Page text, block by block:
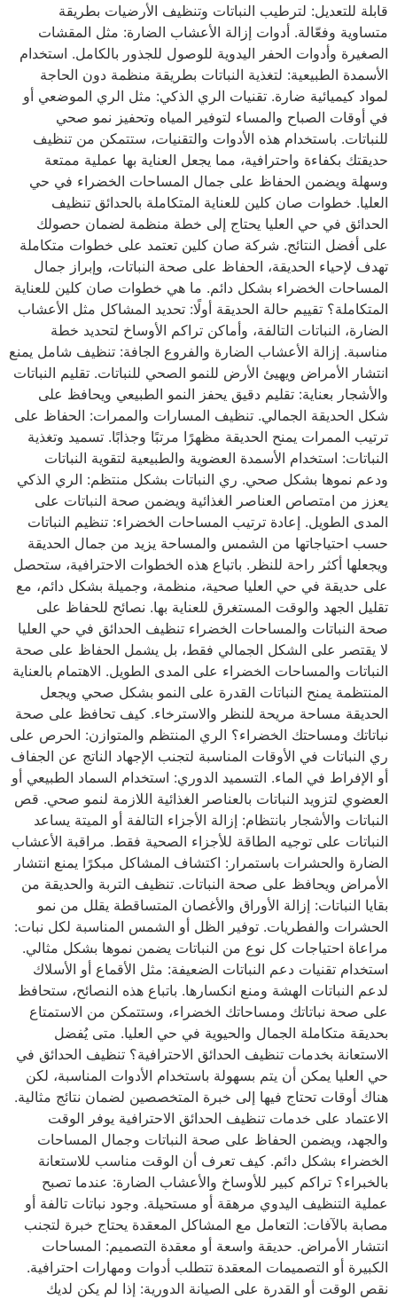
قابلة للتعديل: لترطيب النباتات وتنظيف الأرضيات بطريقة
متساوية وفعّالة. أدوات إزالة الأعشاب الضارة: مثل المقشات
الصغيرة وأدوات الحفر اليدوية للوصول للجذور بالكامل. استخدام
الأسمدة الطبيعية: لتغذية النباتات بطريقة منظمة دون الحاجة
لمواد كيميائية ضارة. تقنيات الري الذكي: مثل الري الموضعي أو
في أوقات الصباح والمساء لتوفير المياه وتحفيز نمو صحي
للنباتات. باستخدام هذه الأدوات والتقنيات، ستتمكن من تنظيف
حديقتك بكفاءة واحترافية، مما يجعل العناية بها عملية ممتعة
وسهلة ويضمن الحفاظ على جمال المساحات الخضراء في حي
العليا. خطوات صان كلين للعناية المتكاملة بالحدائق تنظيف
الحدائق في حي العليا يحتاج إلى خطة منظمة لضمان حصولك
على أفضل النتائج. شركة صان كلين تعتمد على خطوات متكاملة
تهدف لإحياء الحديقة، الحفاظ على صحة النباتات، وإبراز جمال
المساحات الخضراء بشكل دائم. ما هي خطوات صان كلين للعناية
المتكاملة؟ تقييم حالة الحديقة أولًا: تحديد المشاكل مثل الأعشاب
الضارة، النباتات التالفة، وأماكن تراكم الأوساخ لتحديد خطة
مناسبة. إزالة الأعشاب الضارة والفروع الجافة: تنظيف شامل يمنع
انتشار الأمراض ويهيئ الأرض للنمو الصحي للنباتات. تقليم النباتات
والأشجار بعناية: تقليم دقيق يحفز النمو الطبيعي ويحافظ على
شكل الحديقة الجمالي. تنظيف المسارات والممرات: الحفاظ على
ترتيب الممرات يمنح الحديقة مظهرًا مرتبًا وجذابًا. تسميد وتغذية
النباتات: استخدام الأسمدة العضوية والطبيعية لتقوية النباتات
ودعم نموها بشكل صحي. ري النباتات بشكل منتظم: الري الذكي
يعزز من امتصاص العناصر الغذائية ويضمن صحة النباتات على
المدى الطويل. إعادة ترتيب المساحات الخضراء: تنظيم النباتات
حسب احتياجاتها من الشمس والمساحة يزيد من جمال الحديقة
ويجعلها أكثر راحة للنظر. باتباع هذه الخطوات الاحترافية، ستحصل
على حديقة في حي العليا صحية، منظمة، وجميلة بشكل دائم، مع
تقليل الجهد والوقت المستغرق للعناية بها. نصائح للحفاظ على
صحة النباتات والمساحات الخضراء تنظيف الحدائق في حي العليا
لا يقتصر على الشكل الجمالي فقط، بل يشمل الحفاظ على صحة
النباتات والمساحات الخضراء على المدى الطويل. الاهتمام بالعناية
المنتظمة يمنح النباتات القدرة على النمو بشكل صحي ويجعل
الحديقة مساحة مريحة للنظر والاسترخاء. كيف تحافظ على صحة
نباتاتك ومساحتك الخضراء؟ الري المنتظم والمتوازن: الحرص على
ري النباتات في الأوقات المناسبة لتجنب الإجهاد الناتج عن الجفاف
أو الإفراط في الماء. التسميد الدوري: استخدام السماد الطبيعي أو
العضوي لتزويد النباتات بالعناصر الغذائية اللازمة لنمو صحي. قص
النباتات والأشجار بانتظام: إزالة الأجزاء التالفة أو الميتة يساعد
النباتات على توجيه الطاقة للأجزاء الصحية فقط. مراقبة الأعشاب
الضارة والحشرات باستمرار: اكتشاف المشاكل مبكرًا يمنع انتشار
الأمراض ويحافظ على صحة النباتات. تنظيف التربة والحديقة من
بقايا النباتات: إزالة الأوراق والأغصان المتساقطة يقلل من نمو
الحشرات والفطريات. توفير الظل أو الشمس المناسبة لكل نبات:
مراعاة احتياجات كل نوع من النباتات يضمن نموها بشكل مثالي.
استخدام تقنيات دعم النباتات الضعيفة: مثل الأقماع أو الأسلاك
لدعم النباتات الهشة ومنع انكسارها. باتباع هذه النصائح، ستحافظ
على صحة نباتاتك ومساحاتك الخضراء، وستتمكن من الاستمتاع
بحديقة متكاملة الجمال والحيوية في حي العليا. متى يُفضل
الاستعانة بخدمات تنظيف الحدائق الاحترافية؟ تنظيف الحدائق في
حي العليا يمكن أن يتم بسهولة باستخدام الأدوات المناسبة، لكن
هناك أوقات تحتاج فيها إلى خبرة المتخصصين لضمان نتائج مثالية.
الاعتماد على خدمات تنظيف الحدائق الاحترافية يوفر الوقت
والجهد، ويضمن الحفاظ على صحة النباتات وجمال المساحات
الخضراء بشكل دائم. كيف تعرف أن الوقت مناسب للاستعانة
بالخبراء؟ تراكم كبير للأوساخ والأعشاب الضارة: عندما تصبح
عملية التنظيف اليدوي مرهقة أو مستحيلة. وجود نباتات تالفة أو
مصابة بالآفات: التعامل مع المشاكل المعقدة يحتاج خبرة لتجنب
انتشار الأمراض. حديقة واسعة أو معقدة التصميم: المساحات
الكبيرة أو التصميمات المعقدة تتطلب أدوات ومهارات احترافية.
نقص الوقت أو القدرة على الصيانة الدورية: إذا لم يكن لديك